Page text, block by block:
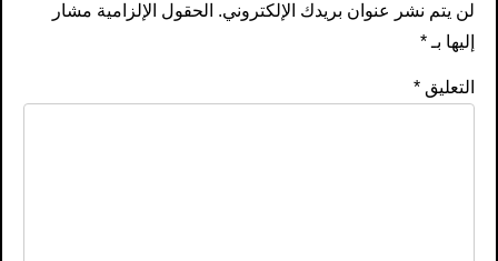
لن يتم نشر عنوان بريدك الإلكتروني. الحقول الإلزامية مشار
إليها بـ*
التعليق*